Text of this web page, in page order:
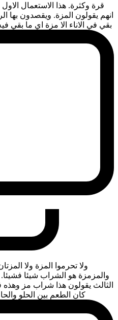
قرة وكثرة. هذا الاستعمال
انهم يقولون المزة. ويقصدون بها
بقي في الاناء الا مزة اي ما بقي
ولا تحرموا المزة ولا
والمزمزة هو الشراب شيئا فشيئا.
الثالث يقولون هذا شراب مز وهذه
كان الطعم بين الحلو